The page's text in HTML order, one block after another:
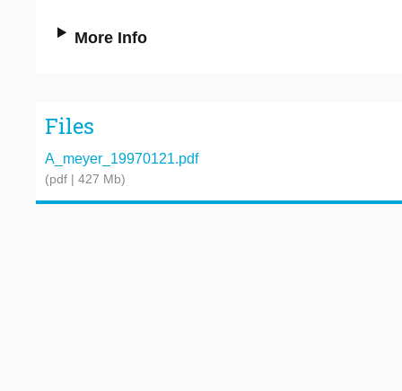
More Info
Files
A_meyer_19970121.pdf
(pdf | 427 Mb)